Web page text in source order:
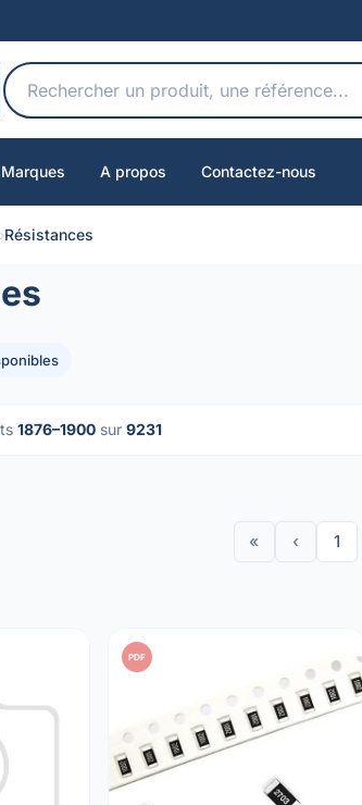
Marques A propos Contactez-nous
›Résistances
1876–1900 sur 9231
« ‹ 1
PDF